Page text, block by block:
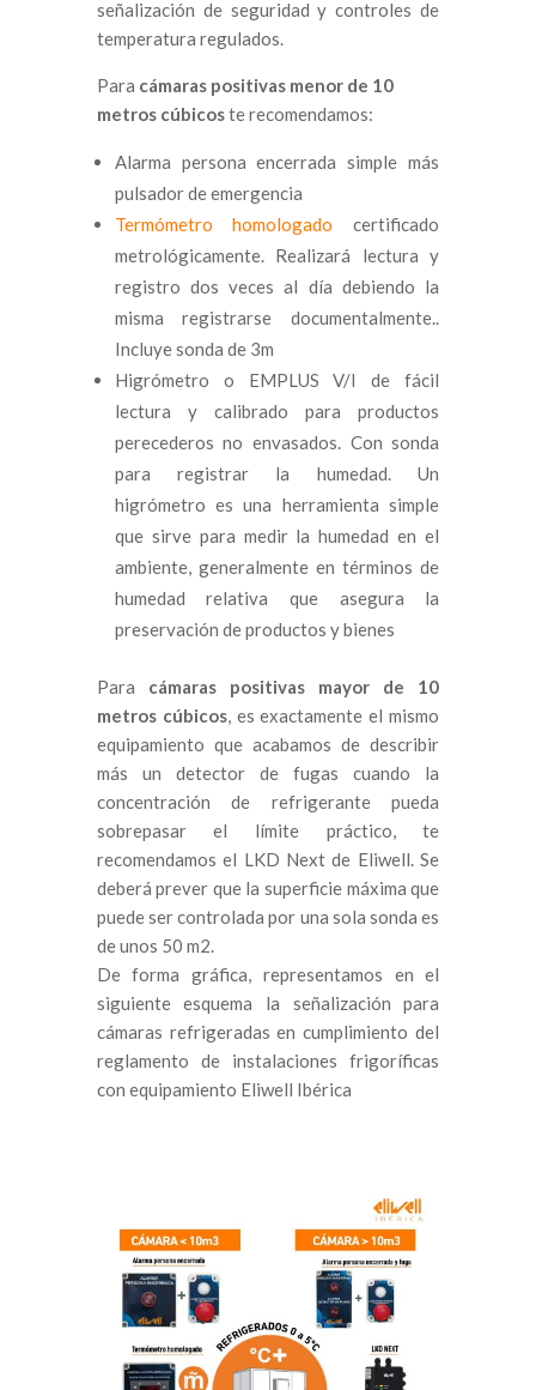
señalización de seguridad y controles de
temperatura regulados.
Para cámaras positivas menor de 10
metros cúbicoste recomendamos:
Alarma persona encerrada simple más
pulsador de emergencia
Termómetro homologado certificado
metrológicamente. Realizará lectura y
registro dos veces al día debiendo la
misma registrarse documentalmente..
Incluye sonda de 3m
Higrómetro o EMPLUS V/I de fácil
lectura y calibrado para productos
perecederos no envasados. Con sonda
para registrar la humedad. Un
higrómetro es una herramienta simple
que sirve para medir la humedad en el
ambiente, generalmente en términos de
humedad relativa que asegura la
preservación de productos y bienes
Para cámaras positivas mayor de 10
metros cúbicos, es exactamente el mismo
equipamiento que acabamos de describir
más un detector de fugas cuando la
concentración de refrigerante pueda
sobrepasar el límite práctico, te
recomendamos el LKD Next de Eliwell. Se
deberá prever que la superficie máxima que
puede ser controlada por una sola sonda es
de unos 50 m2.
De forma gráfica, representamos en el
siguiente esquema la señalización para
cámaras refrigeradas en cumplimiento del
reglamento de instalaciones frigoríficas
con equipamiento Eliwell Ibérica